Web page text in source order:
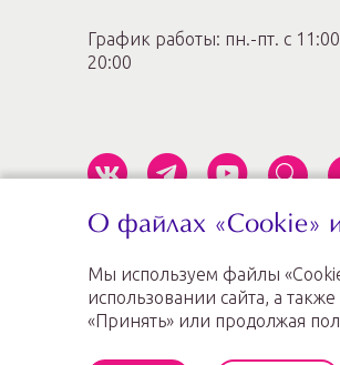
График работы: пн.-пт. с
20:00
Информация, предоставленная на
сайте, не может быть использована
постановки диагноза, назначения
О файлах «Cookie»
Мы используем файлы
использовании сайта, а
«Принять» или продолжая